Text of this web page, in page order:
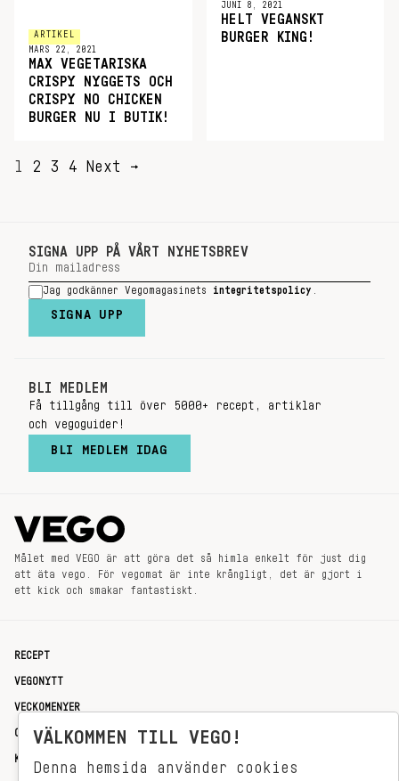
ARTIKEL
MARS 22, 2021
MAX VEGETARISKA
CRISPY NYGGETS OCH
CRISPY NO CHICKEN
BURGER NU I BUTIK!
JUNI 8, 2021
HELT VEGANSKT
BURGER KING!
SIDNUMRERING
1 2 3 4 Next →
SIGNA UPP PÅ VÅRT NYHETSBREV
Jag godkänner Vegomagasinets integritetspolicy
SIGNA UPP
BLI MEDLEM
Få tillgång till över 5000+ recept, artiklar
och vegoguider!
BLI MEDLEM IDAG
Målet med VEGO är att göra det så himla enkelt för just dig
att äta vego. För vegomat är inte krångligt, det är gjort i
ett kick och smakar fantastiskt.
RECEPT
VEGONYTT
VECKOMENYER
OM OSS
KONTAKT
VÄLKOMMEN TILL VEGO!
Denna hemsida använder cookies